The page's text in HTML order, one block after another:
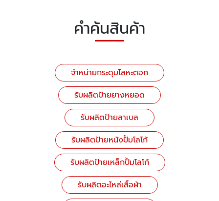
คำค้นสินค้า
จำหน่ายกระดุมโลหะตอก
รับผลิตป้ายยางหยอด
รับผลิตป้ายลาเบล
รับผลิตป้ายหนังปั้มโลโก้
รับผลิตป้ายเหล็กปั้มโลโก้
รับผลิตอะไหล่เสื้อผ้า